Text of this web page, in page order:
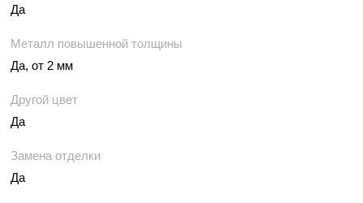
Да
Металл повышенной толщины
Да, от 2 мм
Другой цвет
Да
Замена отделки
Да